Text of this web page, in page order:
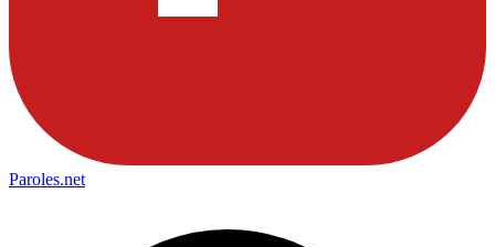
Paroles.net